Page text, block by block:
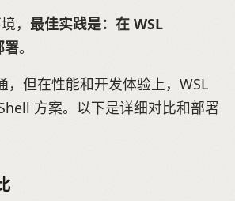
， 最佳实践是：在 WSL
署。
，但在性能和开发体验上，WSL
方案。以下是详细对比和部署